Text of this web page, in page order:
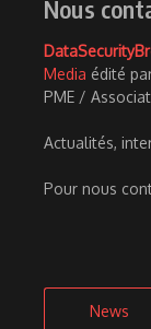
Nous
Media édité
PME /
Actualités,
Pour nous
News